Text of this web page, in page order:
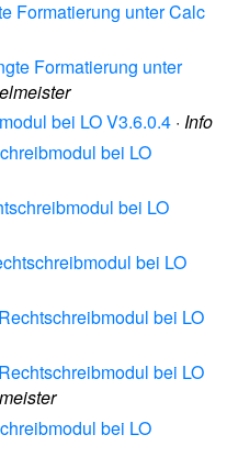
Formatierung unter Calc
Formatierung unter
bei LO V3.6.0.4 · Info
bei LO
bei LO
bei LO
bei LO
bei LO
bei LO